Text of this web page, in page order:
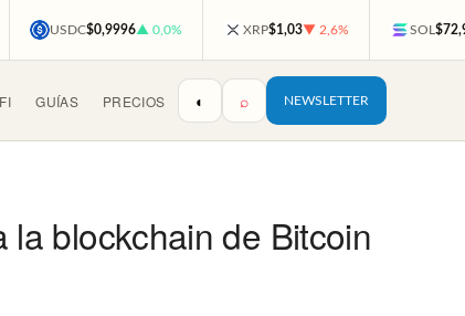
USDC$0,9996▲ 0,0% XRP$1,03▼ 2,6% SOL
GUÍAS PRECIOS ◐ ⌕ NEWSLETTER
blockchain de Bitcoin